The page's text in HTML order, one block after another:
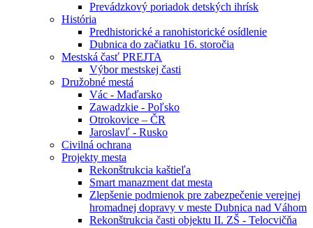
Prevádzkový poriadok detských ihrísk
História
Predhistorické a ranohistorické osídlenie
Dubnica do začiatku 16. storočia
Mestská časť PREJTA
Výbor mestskej časti
Družobné mestá
Vác - Maďarsko
Zawadzkie - Poľsko
Otrokovice – ČR
Jaroslavľ - Rusko
Civilná ochrana
Projekty mesta
Rekonštrukcia kaštieľa
Smart manazment dat mesta
Zlepšenie podmienok pre zabezpečenie verejnej
hromadnej dopravy v meste Dubnica nad Váhom
Rekonštrukcia časti objektu II. ZŠ - Telocvičňa